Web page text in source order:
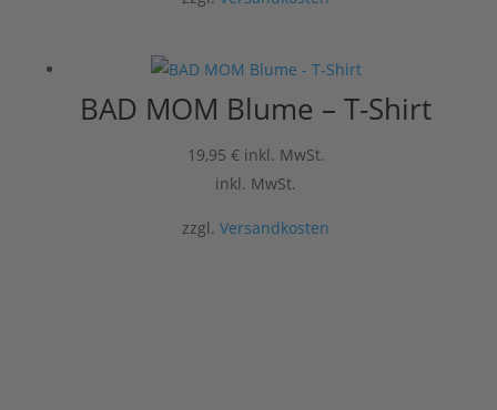
BAD MOM Blume – T-Shirt
19,95 € inkl. MwSt.
inkl. MwSt.
zzgl.Versandkosten